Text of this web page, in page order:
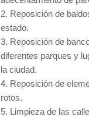
2. Reposición de
estado.
3. Reposición de
diferentes parques y
la ciudad.
4. Reposición de
rotos.
5. Limpieza de las